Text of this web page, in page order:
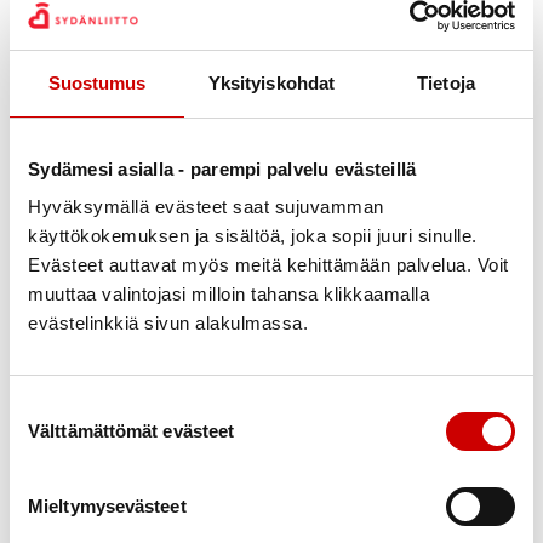
Suostumus Yksityiskohdat Tietoja
Sydämesi asialla - parempi palvelu evästeillä
Hyväksymällä evästeet saat sujuvamman
käyttökokemuksen ja sisältöä, joka sopii juuri sinulle.
Evästeet auttavat myös meitä kehittämään palvelua. Voit
muuttaa valintojasi milloin tahansa klikkaamalla
evästelinkkiä sivun alakulmassa.
Välttämättömät evästeet
Mieltymysevästeet
Jänisniemi
Malin Kivelä (s. 1974) on kirjoittanut kolme romaania,
kolme lastenkirjaa ja näytelmiä. Lisäksi hän on
tuotantoaan on käännetty suomeksi, venäjäksi ja
Annanstans,
kirjallisuuspalkinnolla vuonna 2013.